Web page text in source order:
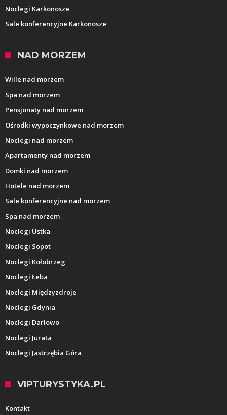
Noclegi Karkonosze
Sale konferencyjne Karkonosze
NAD MORZEM
Wille nad morzem
Spa nad morzem
Pensjonaty nad morzem
Ośrodki wypoczynkowe nad morzem
Noclegi nad morzem
Apartamenty nad morzem
Domki nad morzem
Hotele nad morzem
Sale konferencyjne nad morzem
Spa nad morzem
Noclegi Ustka
Noclegi Sopot
Noclegi Kołobrzeg
Noclegi Łeba
Noclegi Międzyzdroje
Noclegi Gdynia
Noclegi Darłowo
Noclegi Jurata
Noclegi Jastrzębia Góra
VIPTURYSTYKA.PL
Kontakt